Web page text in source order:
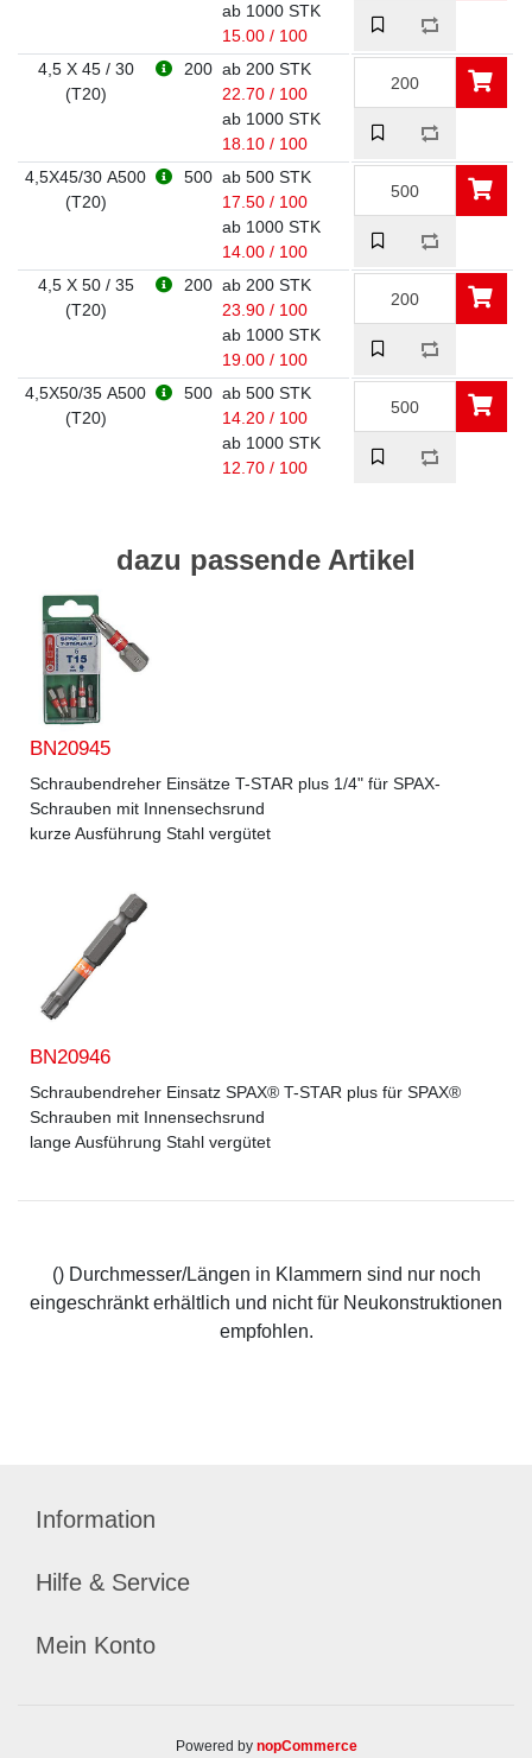
ab 1000 STK
15.00 / 100
4,5 X 45 / 30
(T20)
200 ab 200 STK
22.70 / 100
ab 1000 STK
18.10 / 100
4,5X45/30 A500
(T20)
500 ab 500 STK
17.50 / 100
ab 1000 STK
14.00 / 100
4,5 X 50 / 35
(T20)
200 ab 200 STK
23.90 / 100
ab 1000 STK
19.00 / 100
4,5X50/35 A500
(T20)
500 ab 500 STK
14.20 / 100
ab 1000 STK
12.70 / 100
dazu passende Artikel
BN20945
Schraubendreher Einsätze T-STAR plus 1/4" für SPAX-
Schrauben mit Innensechsrund
kurze Ausführung Stahl vergütet
BN20946
Schraubendreher Einsatz SPAX® T-STAR plus für SPAX®
Schrauben mit Innensechsrund
lange Ausführung Stahl vergütet
() Durchmesser/Längen in Klammern sind nur noch
eingeschränkt erhältlich und nicht für Neukonstruktionen
empfohlen.
Information
Hilfe & Service
Mein Konto
Powered by nopCommerce